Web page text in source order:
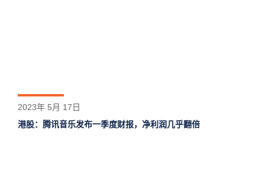
2023年 5月 17日
港股：腾讯音乐发布一季度财报，净利润几乎翻倍